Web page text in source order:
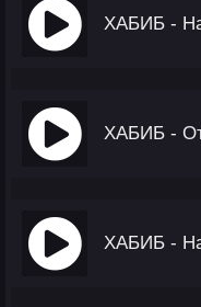
ХАБИБ -
ХАБИБ -
ХАБИБ -